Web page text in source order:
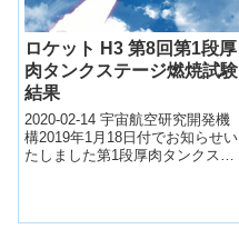
ロケット H3 第8回第1段厚
肉タンクステージ燃焼試験
結果
2020-02-14 宇宙航空研究開発機
構2019年1月18日付でお知らせい
たしました第1段厚肉タンクステ